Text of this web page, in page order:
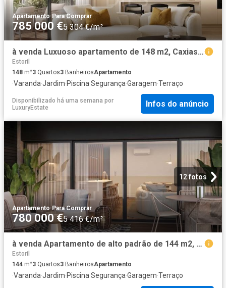
Apartamento·Para Comprar
785 000 €5 304 €/m²
à venda Luxuoso apartamento de 148 m2, Caxias, Oeiras, Lisboa
Estoril
148 m²3 Quartos3 BanheirosApartamento
·Varanda·Jardim·Piscina·Segurança·Garagem·Terraço
Disponibilizado há uma semana por
LuxuryEstate
Infos do anúncio
12 fotos
Apartamento·Para Comprar
780 000 €5 416 €/m²
à venda Apartamento de alto padrão de 144 m2, Caxias, Oeiras, Lisboa
Estoril
144 m²3 Quartos3 BanheirosApartamento
·Varanda·Jardim·Piscina·Segurança·Garagem·Terraço